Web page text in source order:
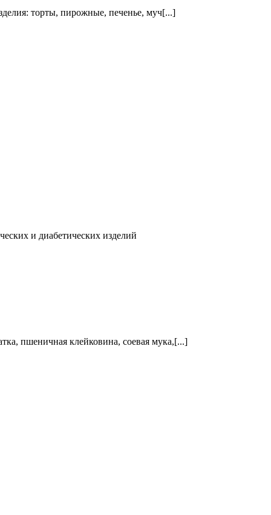
торты, пирожные, печенье, муч[...]
и диабетических изделий
пшеничная клейковина, соевая мука,[...]